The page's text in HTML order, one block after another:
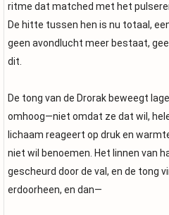
ritme dat matched met het
De hitte tussen hen is nu totaal,
geen avondlucht meer bestaat,
dit.
De tong van de Drorak beweegt
omhoog—niet omdat ze dat wil,
lichaam reageert op druk en
niet wil benoemen. Het linnen van
gescheurd door de val, en de tong
erdoorheen, en dan—